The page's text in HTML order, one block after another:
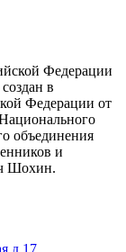
Федерации
в
Федерации от
объединения
и
Шохин.
д.17